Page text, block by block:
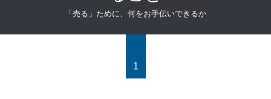
「売る」ために、何をお手伝いできるか
1